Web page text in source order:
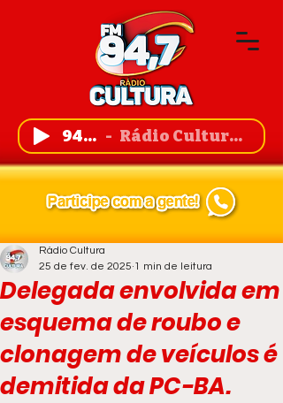
94,7 FM Rádio Cultura de Guanambi
Delegada envolvida em
esquema de roubo e
clonagem de veículos é
demitida da PC-BA.
Rádio Cultura
25 de fev. de 2025 1 min de leitura